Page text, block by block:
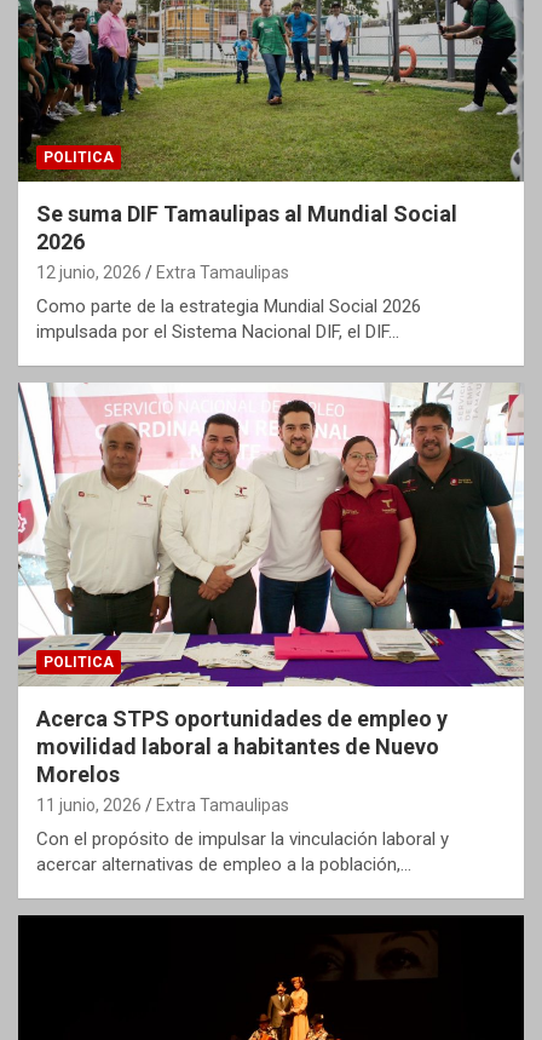
POLITICA
Se suma DIF Tamaulipas al Mundial Social
2026
12 junio, 2026 Extra Tamaulipas
Como parte de la estrategia Mundial Social 2026
impulsada por el Sistema Nacional DIF, el DIF…
POLITICA
Acerca STPS oportunidades de empleo y
movilidad laboral a habitantes de Nuevo
Morelos
11 junio, 2026 Extra Tamaulipas
Con el propósito de impulsar la vinculación laboral y
acercar alternativas de empleo a la población,…